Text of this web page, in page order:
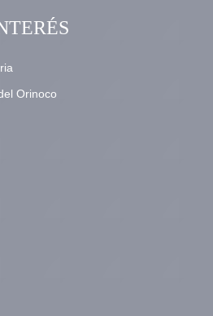
Orinoco